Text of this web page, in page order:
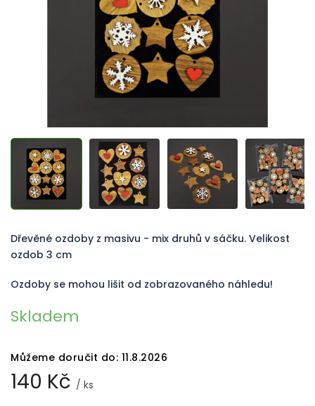
140 Kč / ks
Skladem
Můžeme doručit do: 11.8.2026
Dřevěné ozdoby z masivu - mix druhů v sáčku. Velikost
ozdob 3 cm
Ozdoby se mohou lišit od zobrazovaného náhledu!